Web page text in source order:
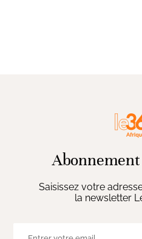
Saisissez votre
la newsletter